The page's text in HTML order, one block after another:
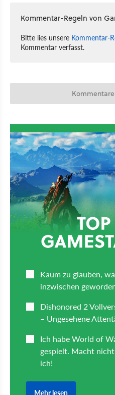
Kommentar-Regeln von
Bitte lies unsere Kommentar-
Kommentar verfasst.